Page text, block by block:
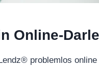
Online-
problemlos